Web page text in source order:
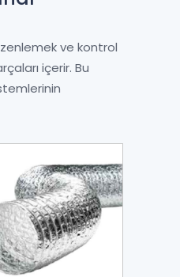
ve kontrol
içerir. Bu